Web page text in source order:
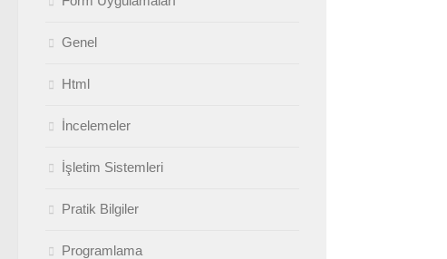
Genel
Html
İncelemeler
İşletim Sistemleri
Pratik Bilgiler
Programlama